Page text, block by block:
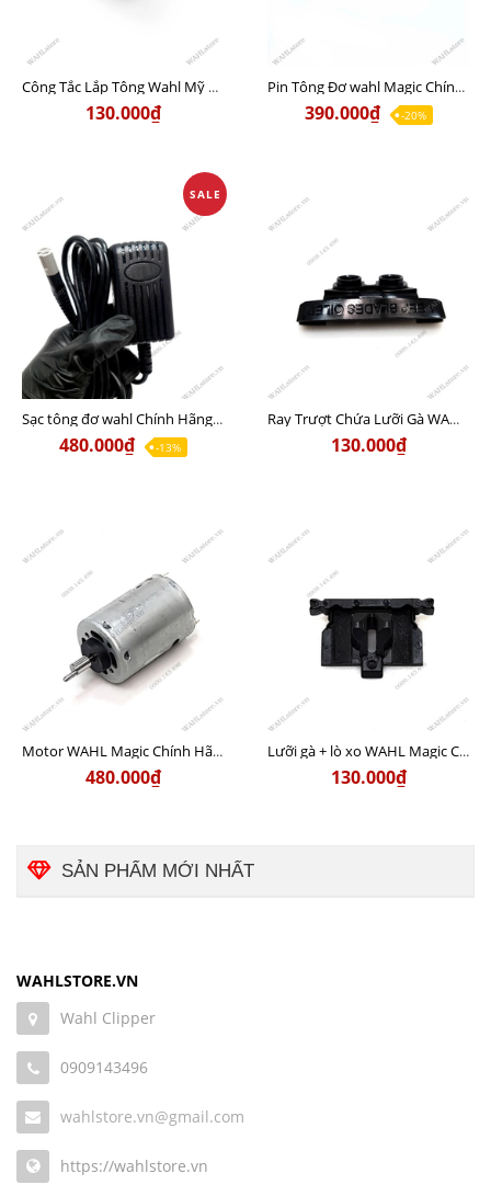
Công Tắc Lắp Tông Wahl Mỹ Chính Hãng
130.000₫
Pin Tông Đơ wahl Magic Chính Hãng Mỹ
390.000₫ -20%
SALE
Sạc tông đơ wahl Chính Hãng Nội Địa USA (Bản Sạc Nhanh Chui Xám)
480.000₫ -13%
Ray Trượt Chứa Lưỡi Gà WAHL Magic Chính Hãng USA
130.000₫
Motor WAHL Magic Chính Hãng USA
480.000₫
Lưỡi gà + lò xo WAHL Magic Chính hãng USA (Có bán lẻ)
130.000₫
SẢN PHẨM MỚI NHẤT
WAHLSTORE.VN
Wahl Clipper
0909143496
wahlstore.vn@gmail.com
https://wahlstore.vn